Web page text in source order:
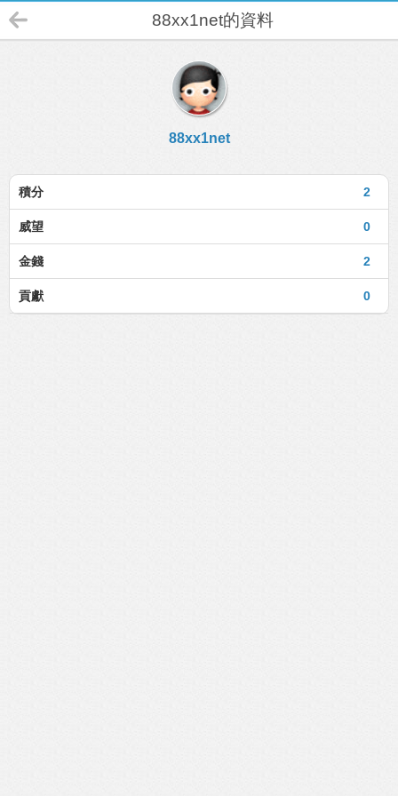
88xx1net的資料
88xx1net
2
積分
0
威望
2
金錢
0
貢獻